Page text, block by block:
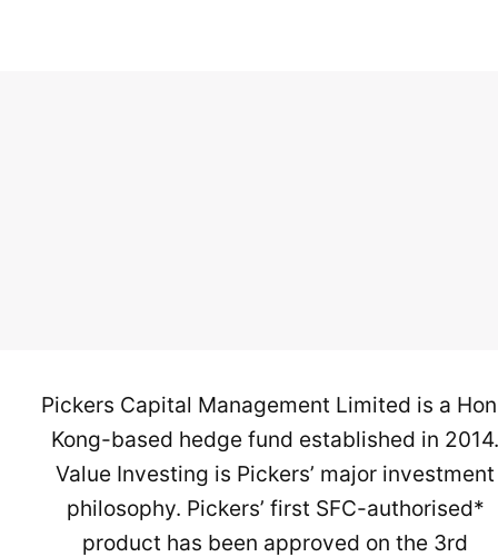
Pickers Capital Management Limited is a
Kong-based hedge fund established in
Value Investing is Pickers’ major investment
philosophy. Pickers’ first SFC-authorised*
product has been approved on the 3rd